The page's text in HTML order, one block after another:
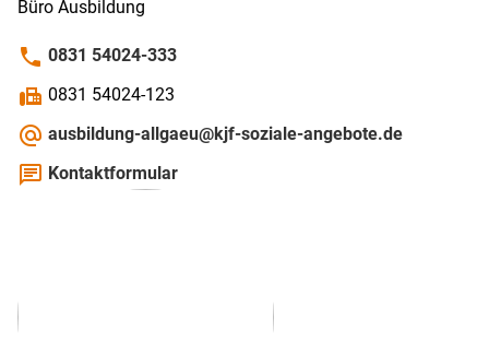
Büro Ausbildung
phone 0831 54024-333
fax 0831 54024-123
alternate_email ausbildung-allgaeu@kjf-soziale-angebote.de
chat Kontaktformular